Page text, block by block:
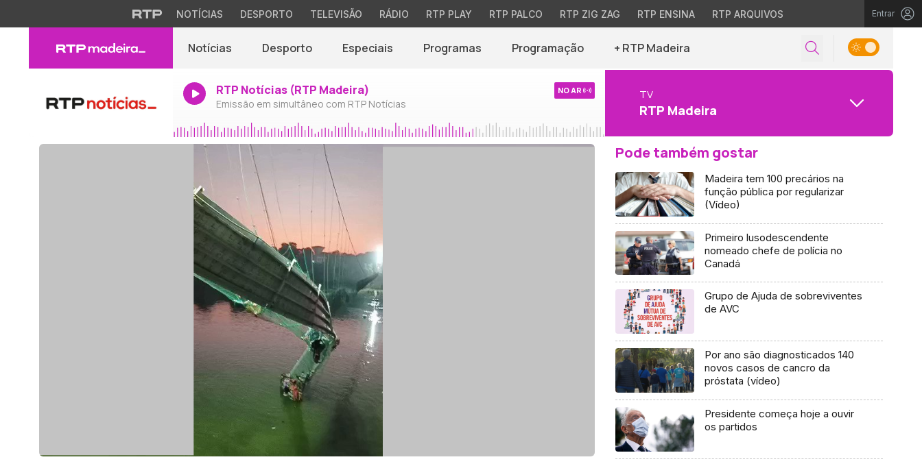
NOTÍCIAS DESPORTO TELEVISÃO RÁDIO RTP PLAY RTP PALCO RTP ZIG ZAG RTP ENSINA RTP ARQUIVOS Entrar
Notícias Desporto Especiais Programas Programação + RTP Madeira
RTP Notícias (RTP Madeira)
Emissão em simultâneo com RTP Notícias
NO AR TV
RTP Madeira
Pode também gostar
Madeira tem 100 precários na
função pública por regularizar
(Vídeo)
Primeiro lusodescendente
nomeado chefe de polícia no
Canadá
Grupo de Ajuda de sobreviventes
de AVC
Por ano são diagnosticados 140
novos casos de cancro da
próstata (vídeo)
Presidente começa hoje a ouvir
os partidos